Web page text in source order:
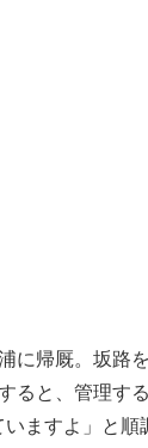
帰厩。坂路
ると、管理す
ますよ」と